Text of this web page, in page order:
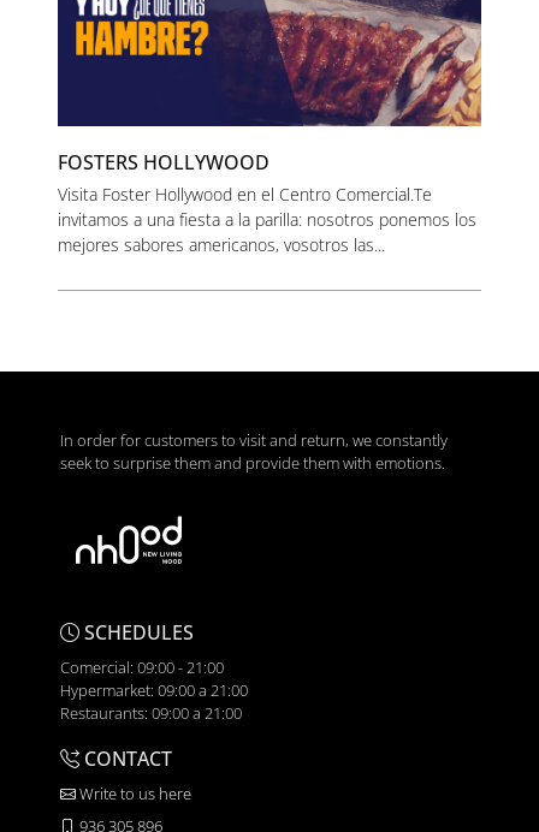
FOSTERS HOLLYWOOD
Visita Foster Hollywood en el Centro Comercial.Te
invitamos a una fiesta a la parilla: nosotros ponemos los
mejores sabores americanos, vosotros las...
In order for customers to visit and return, we constantly
seek to surprise them and provide them with emotions.
SCHEDULES
Comercial: 09:00 - 21:00
Hypermarket: 09:00 a 21:00
Restaurants: 09:00 a 21:00
CONTACT
Write to us here
936 305 896